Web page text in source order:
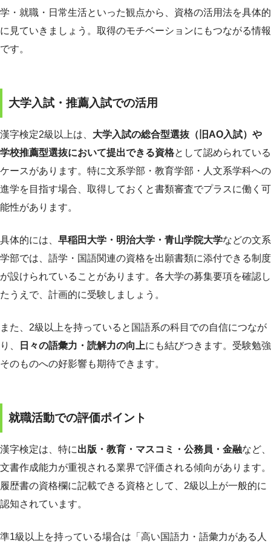
学・就職・日常生活といった観点から、資格の活用法を具体的
に見ていきましょう。取得のモチベーションにもつながる情報
です。
大学入試・推薦入試での活用
漢字検定2級以上は、 大学入試の総合型選抜（旧AO入試）や
学校推薦型選抜において提出できる資格として認められている
ケースがあります。特に文系学部・教育学部・人文系学科への
進学を目指す場合、取得しておくと書類審査でプラスに働く可
能性があります。
具体的には、 早稲田大学・明治大学・青山学院大学などの文系
学部では、語学・国語関連の資格を出願書類に添付できる制度
が設けられていることがあります。各大学の募集要項を確認し
たうえで、計画的に受験しましょう。
また、2級以上を持っていると国語系の科目での自信につなが
り、
日々の語彙力・読解力の向上にも結びつきます。受験勉強
そのものへの好影響も期待できます。
就職活動での評価ポイント
漢字検定は、特に出版・教育・マスコミ・公務員・金融など、
文書作成能力が重視される業界で評価される傾向があります。
履歴書の資格欄に記載できる資格として、2級以上が一般的に
認知されています。
準1級以上を持っている場合は「高い国語力・語彙力がある人